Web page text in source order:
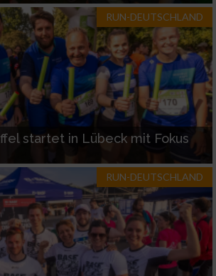
RUN-DEUTSCHLAND
startet in Lübeck mit Fokus
RUN-DEUTSCHLAND